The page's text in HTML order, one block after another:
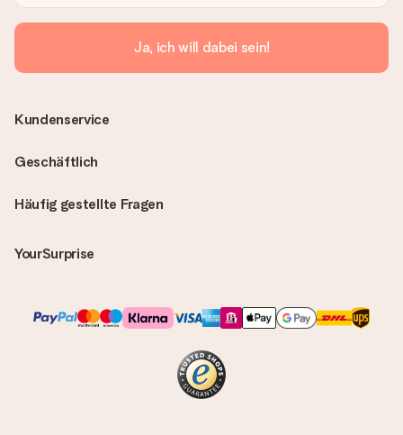
Ja, ich will dabei sein!
Häufig gestellte Fragen
YourSurprise
Kundenservice
Geschäftlich